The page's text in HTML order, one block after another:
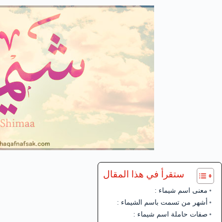
ستقرأ في هذا المقال
معنى اسم شيماء :
أشهر من تسمت باسم الشيماء :
صفات حاملة اسم شيماء :